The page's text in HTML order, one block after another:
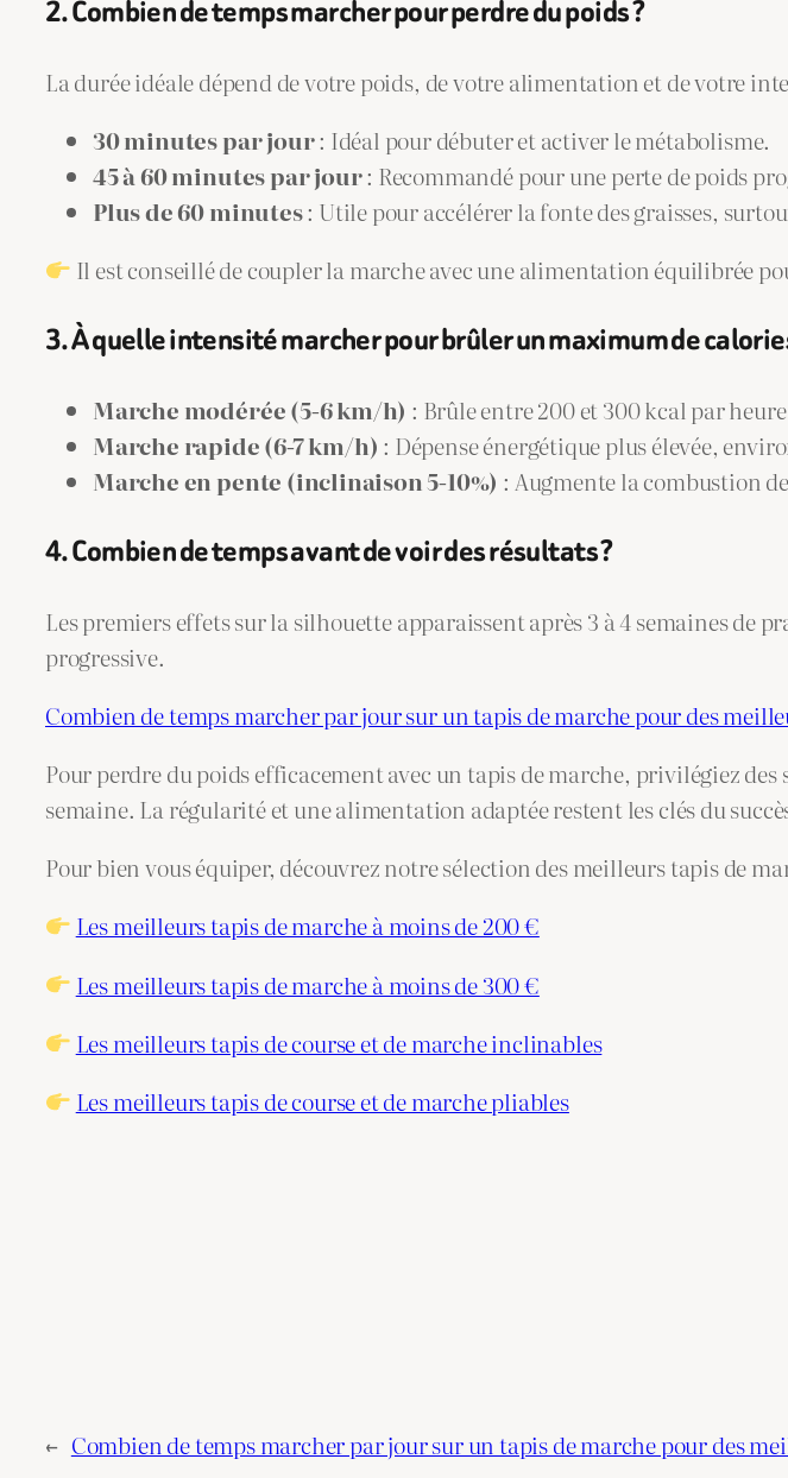
2. Combien de temps marcher pour perdre du poids ?
La durée idéale dépend de votre poids, de votre alimentation et de votre
30 minutes par jour: Idéal pour débuter et activer le métabolisme.
45 à 60 minutes par jour: Recommandé pour une perte de poids
Plus de 60 minutes: Utile pour accélérer la fonte des graisses,
Il est conseillé de coupler la marche avec une alimentation équilibrée
3. À quelle intensité marcher pour brûler un maximum de
Marche modérée (5-6 km/h) : Brûle entre 200 et 300 kcal par
Marche rapide (6-7 km/h) : Dépense énergétique plus élevée,
Marche en pente (inclinaison 5-10%) : Augmente la combustion
4. Combien de temps avant de voir des résultats ?
Les premiers effets sur la silhouette apparaissent après 3 à 4 semaines de
progressive.
Combien de temps marcher par jour sur un tapis de marche pour des
Pour perdre du poids efficacement avec un tapis de marche, privilégiez des
semaine. La régularité et une alimentation adaptée restent les clés du
Pour bien vous équiper, découvrez notre sélection des meilleurs tapis de
Les meilleurs tapis de marche à moins de 200 €
Les meilleurs tapis de marche à moins de 300 €
Les meilleurs tapis de course et de marche inclinables
Les meilleurs tapis de course et de marche pliables
← Combien de temps marcher par jour sur un tapis de marche pour des